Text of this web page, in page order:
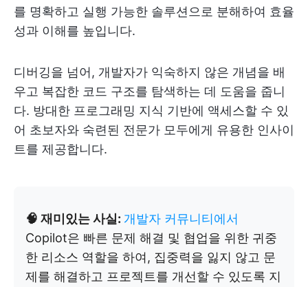
를 명확하고 실행 가능한 솔루션으로 분해하여 효율
성과 이해를 높입니다.
디버깅을 넘어, 개발자가 익숙하지 않은 개념을 배
우고 복잡한 코드 구조를 탐색하는 데 도움을 줍니
다. 방대한 프로그래밍 지식 기반에 액세스할 수 있
어 초보자와 숙련된 전문가 모두에게 유용한 인사이
트를 제공합니다.
🧠 재미있는 사실: 개발자 커뮤니티에서
Copilot은 빠른 문제 해결 및 협업을 위한 귀중
한 리소스 역할을 하여, 집중력을 잃지 않고 문
제를 해결하고 프로젝트를 개선할 수 있도록 지